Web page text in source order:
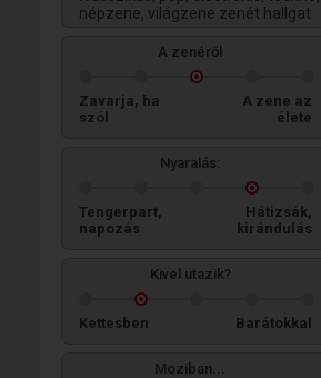
népzene, világzene zenét hallgat
A zenéről
Zavarja, ha
szól
A zene az
élete
Nyaralás:
Tengerpart,
napozás
Hátizsák,
kirándulás
Kivel utazik?
Kettesben Barátokkal
Moziban...